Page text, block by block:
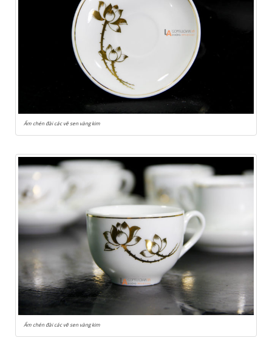
Ấm chén đài các vẽ sen vàng kim
Ấm chén đài các vẽ sen vàng kim